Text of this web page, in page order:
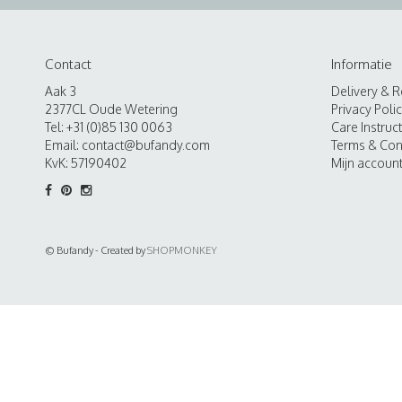
Contact
Aak 3
2377CL Oude Wetering
Tel: +31 (0)85 130 0063
Email: contact@bufandy.com
KvK: 57190402
Informatie
Delivery &
Privacy
Care
Terms &
Mijn account
© Bufandy - Created bySHOPMONKEY